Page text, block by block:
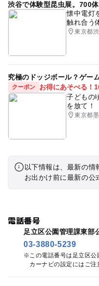
渋谷で体験型昆虫展。700
懐中電灯
触れ合う
東京都
究極のドッジボール？ゲー
クーポン
お得にあそべる！
子どもの
を放て！
東京都
以下情報は、最新の情
お出かけ前に最新の公
電話番号
足立区公園管理課東部
03-3880-5239
この電話番号は足立区公
カーナビの設定にはご注